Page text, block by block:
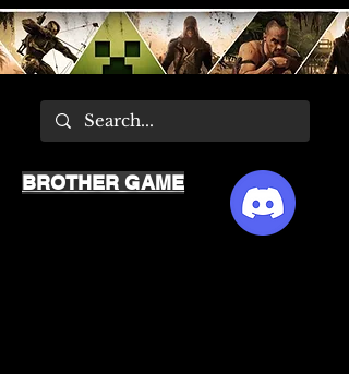
BROTHER GAME